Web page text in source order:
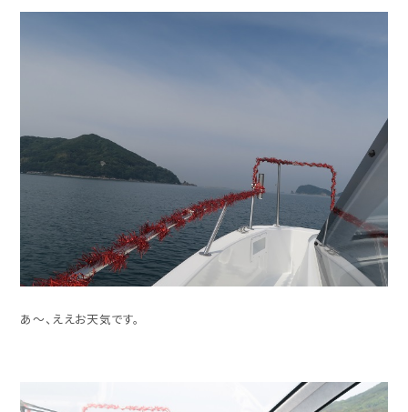
あ～、ええお天気です。